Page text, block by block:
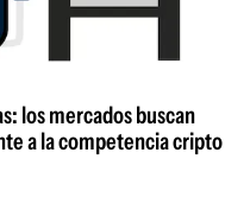
los mercados buscan
a la competencia cripto